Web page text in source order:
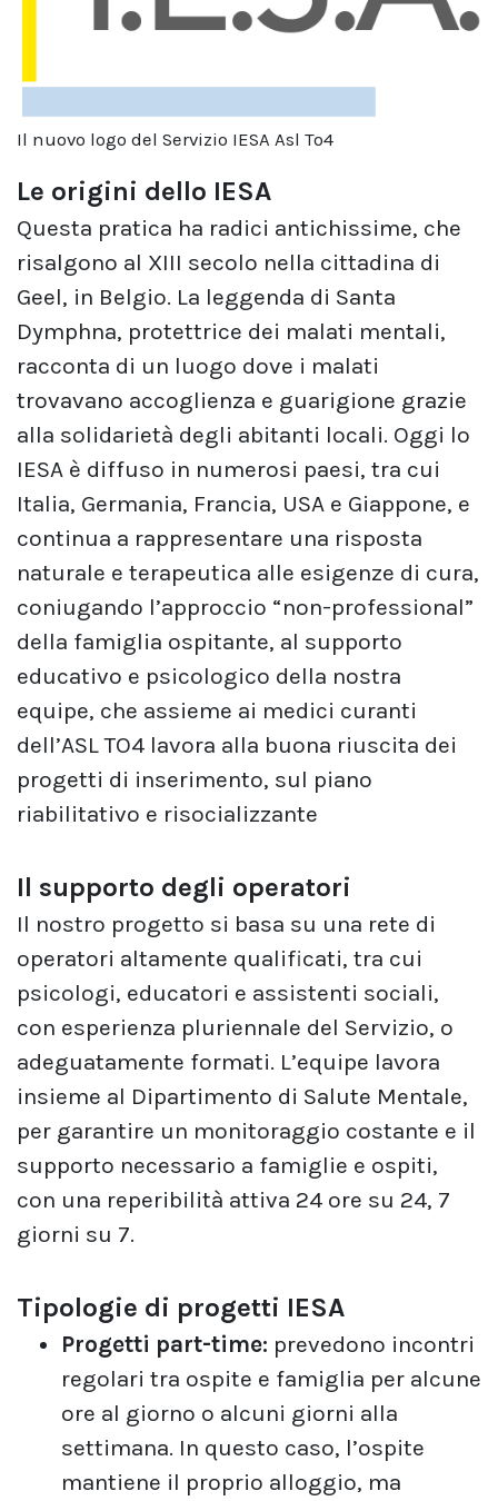
Il nuovo logo del Servizio IESA Asl To4
Le origini dello IESA
Questa pratica ha radici antichissime, che
risalgono al XIII secolo nella cittadina di
Geel, in Belgio. La leggenda di Santa
Dymphna, protettrice dei malati mentali,
racconta di un luogo dove i malati
trovavano accoglienza e guarigione grazie
alla solidarietà degli abitanti locali. Oggi lo
IESA è diffuso in numerosi paesi, tra cui
Italia, Germania, Francia, USA e Giappone, e
continua a rappresentare una risposta
naturale e terapeutica alle esigenze di cura,
coniugando l’approccio “non-professional”
della famiglia ospitante, al supporto
educativo e psicologico della nostra
equipe, che assieme ai medici curanti
dell’ASL TO4 lavora alla buona riuscita dei
progetti di inserimento, sul piano
riabilitativo e risocializzante
Il supporto degli operatori
Il nostro progetto si basa su una rete di
operatori altamente qualificati, tra cui
psicologi, educatori e assistenti sociali,
con esperienza pluriennale del Servizio, o
adeguatamente formati. L’equipe lavora
insieme al Dipartimento di Salute Mentale,
per garantire un monitoraggio costante e il
supporto necessario a famiglie e ospiti,
con una reperibilità attiva 24 ore su 24, 7
giorni su 7.
Tipologie di progetti IESA
Progetti part-time: prevedono incontri
regolari tra ospite e famiglia per alcune
ore al giorno o alcuni giorni alla
settimana. In questo caso, l’ospite
mantiene il proprio alloggio, ma